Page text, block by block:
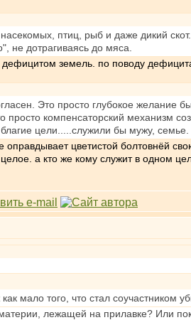
птиц, рыб и даже дикий скот.
не дотрагиваясь до мяса.
дефицитом земель. по поводу
Это просто глубокое желание
просто компенсаторский механизм
цели.....служили бы мужу, семье.
оправдывает цветистой болтовнёй
а кто же кому служит в одном
мало того, что стал соучастником
лежащей на прилавке? Или